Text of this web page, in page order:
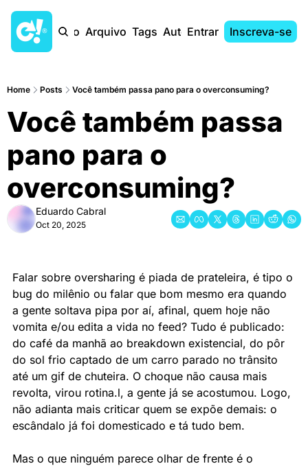
Início Arquivo Tags AutoresEntrar Inscreva-se
Home Posts Você também passa pano para o overconsuming?
Você também passa
pano para o
overconsuming?
Eduardo Cabral
Oct 20, 2025
Falar sobre oversharing é piada de prateleira, é tipo o
bug do milênio ou falar que bom mesmo era quando
a gente soltava pipa por aí, afinal, quem hoje não
vomita e/ou edita a vida no feed? Tudo é publicado:
do café da manhã ao breakdown existencial, do pôr
do sol frio captado de um carro parado no trânsito
até um gif de chuteira. O choque não causa mais
revolta, virou rotina.l, a gente já se acostumou. Logo,
não adianta mais criticar quem se expõe demais: o
escândalo já foi domesticado e tá tudo bem.
Mas o que ninguém parece olhar de frente é o